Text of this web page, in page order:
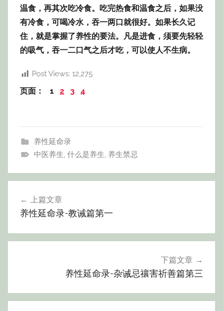
温食，再其次吃冷食。吃完热食和温食之后，如果没
有冷食，可喝冷水，吞一两口就很好。如果长久记
住，就是掌握了养性的要法。凡是进食，须要先轻轻
的吸气，吞一二口气之后才吃，可以使人不生病。
Post Views: 12,275
页面： 1 2 3 4
养性延命录
中医养生, 什么是养生, 养生禁忌
航
上篇文章
养性延命录-教诫篇第一
下篇文章
养性延命录-杂诫忌禳害祈善篇第三